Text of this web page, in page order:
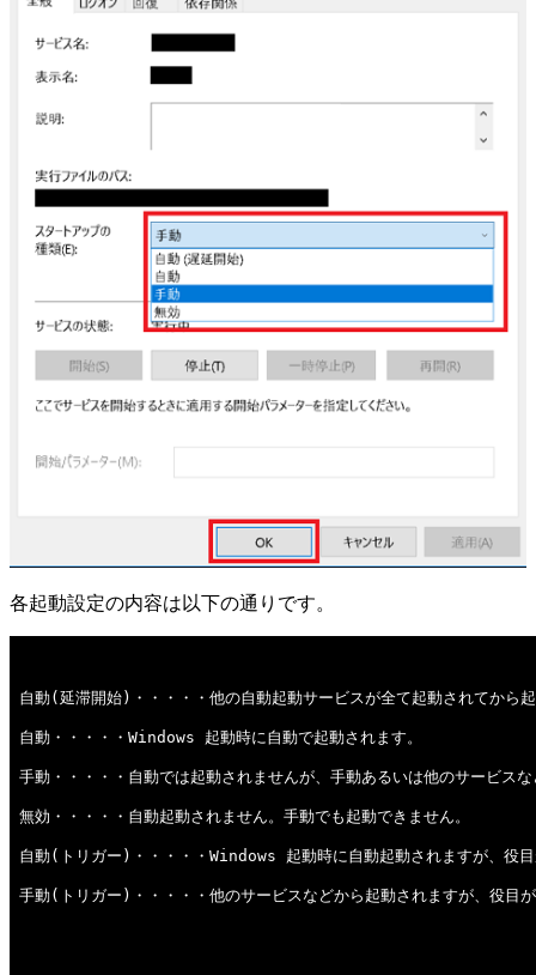
各起動設定の内容は以下の通りです。
自動(延滞開始)・・・・・他の自動起動サービスが全て起動されてから
自動・・・・・Windows 起動時に自動で起動されます。
手動・・・・・自動では起動されませんが、手動あるいは他のサービス
無効・・・・・自動起動されません。手動でも起動できません。
自動(トリガー)・・・・・Windows 起動時に自動起動されますが、役
手動(トリガー)・・・・・他のサービスなどから起動されますが、役目